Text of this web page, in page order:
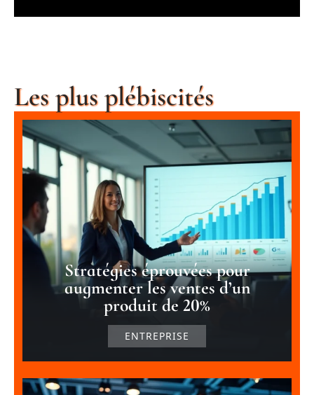
Les plus plébiscités
Stratégies éprouvées pour
augmenter les ventes d’un
produit de 20%
ENTREPRISE